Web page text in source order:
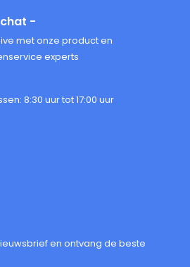
-
met onze product en
experts
8:30 uur tot 17:00 uur
en ontvang de beste